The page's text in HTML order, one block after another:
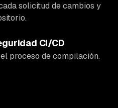
solicitud de cambios y
CI/CD
proceso de compilación.